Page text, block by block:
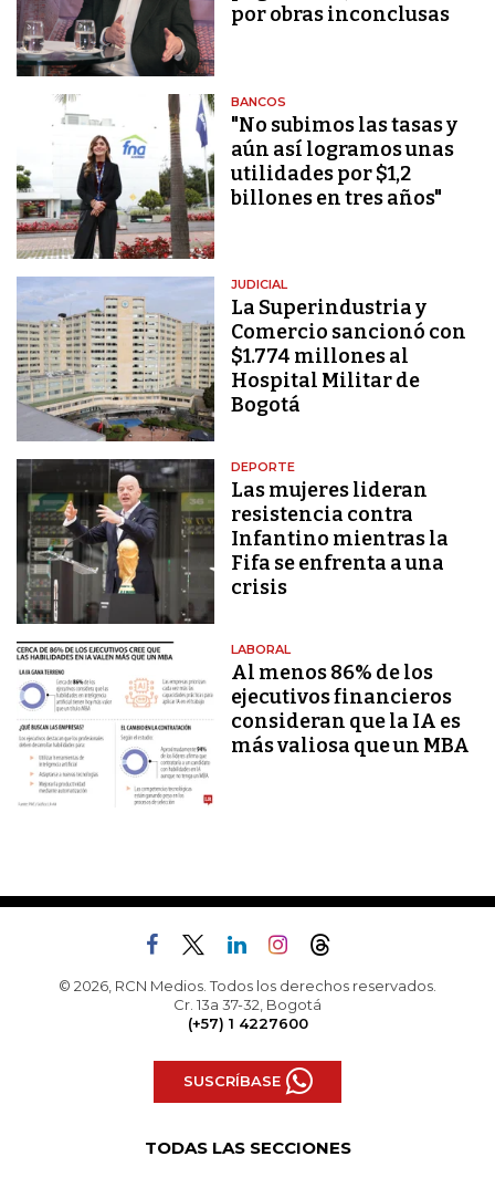
por obras inconclusas
BANCOS
"No subimos las tasas y
aún así logramos unas
utilidades por $1,2
billones en tres años"
JUDICIAL
La Superindustria y
Comercio sancionó con
$1.774 millones al
Hospital Militar de
Bogotá
DEPORTE
Las mujeres lideran
resistencia contra
Infantino mientras la
Fifa se enfrenta a una
crisis
LABORAL
Al menos 86% de los
ejecutivos financieros
consideran que la IA es
más valiosa que un MBA
© 2026, RCN Medios. Todos los derechos reservados.
Cr. 13a 37-32, Bogotá
(+57) 1 4227600
SUSCRÍBASE
TODAS LAS SECCIONES